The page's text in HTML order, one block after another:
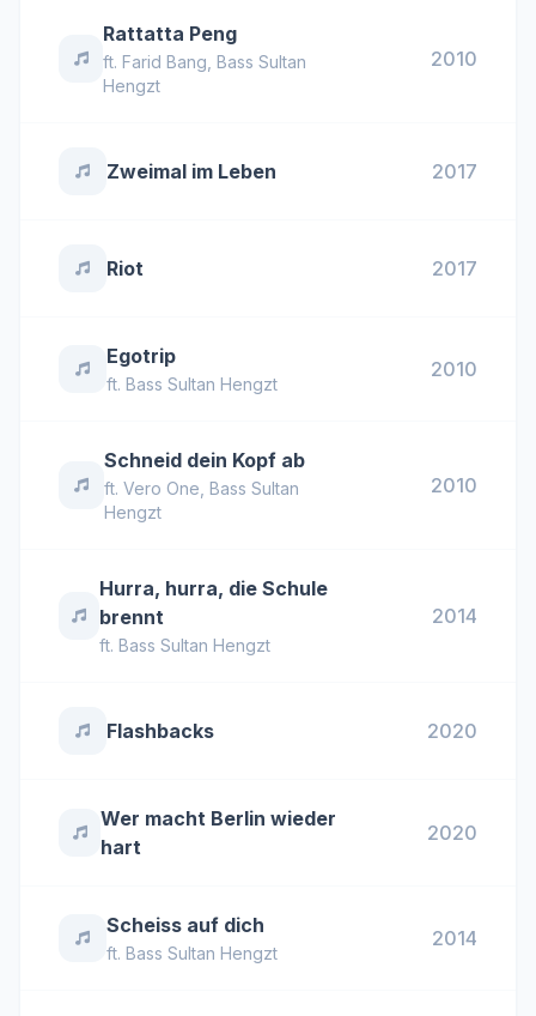
Rattatta Peng
ft.Farid Bang ,Bass Sultan
Hengzt
2010
Zweimal im Leben 2017
Riot 2017
Egotrip
ft. Bass Sultan Hengzt
2010
Schneid dein Kopf ab
ft.Vero One ,Bass Sultan
Hengzt
2010
Hurra, hurra, die Schule
brennt
ft. Bass Sultan Hengzt
2014
Flashbacks 2020
Wer macht Berlin wieder
hart
2020
Scheiss auf dich
ft. Bass Sultan Hengzt
2014